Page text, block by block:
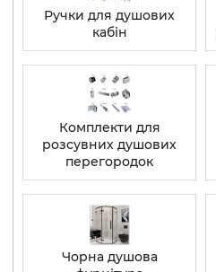
Ручки для душових
кабін
Комплекти для
розсувних душових
перегородок
Чорна душова